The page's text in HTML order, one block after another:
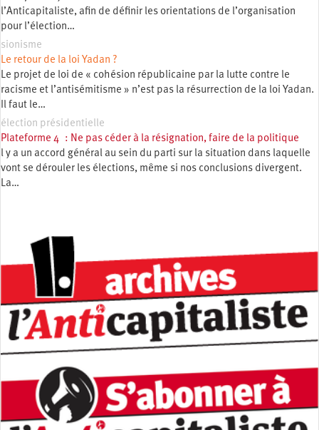
l’Anticapitaliste, afin de définir les orientations de l’organisation
pour l’élection…
sionisme
Le retour de la loi Yadan ?
Le projet de loi de « cohésion républicaine par la lutte contre le
racisme et l’antisémitisme » n’est pas la résurrection de la loi Yadan.
Il faut le…
élection présidentielle
Plateforme 4 : Ne pas céder à la résignation, faire de la politique
l y a un accord général au sein du parti sur la situation dans laquelle
vont se dérouler les élections, même si nos conclusions divergent.
La…